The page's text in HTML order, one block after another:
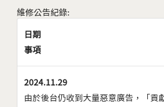
維修公告紀錄:
日期
事項
2024.11.29
由於後台仍收到大量惡意廣告，「貢